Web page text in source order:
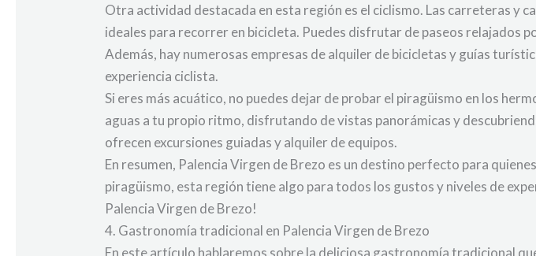
Otra actividad destacada en esta región es el ciclismo. Las carreteras y
ideales para recorrer en bicicleta. Puedes disfrutar de paseos relajados
Además, hay numerosas empresas de alquiler de bicicletas y guías
experiencia ciclista.
Si eres más acuático, no puedes dejar de probar el piragüismo en los
aguas a tu propio ritmo, disfrutando de vistas panorámicas y
ofrecen excursiones guiadas y alquiler de equipos.
En resumen, Palencia Virgen de Brezo es un destino perfecto para
piragüismo, esta región tiene algo para todos los gustos y niveles de
Palencia Virgen de Brezo!
4. Gastronomía tradicional en Palencia Virgen de Brezo
En este artículo hablaremos sobre la deliciosa gastronomía tradicional